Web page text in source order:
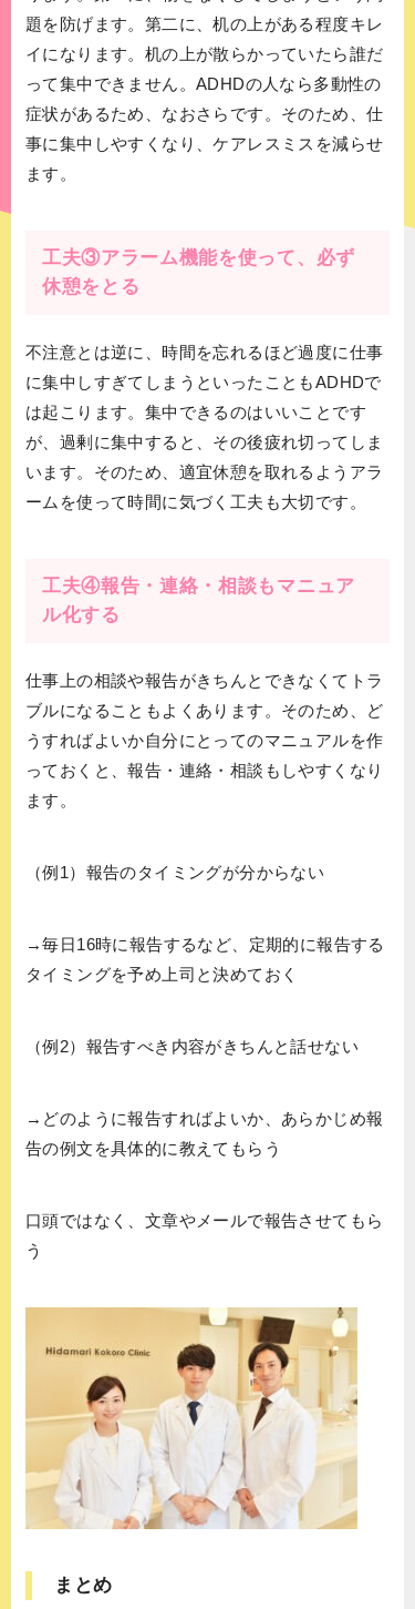
題を防げます。第二に、机の上がある程度キレ
イになります。机の上が散らかっていたら誰だ
って集中できません。ADHDの人なら多動性の
症状があるため、なおさらです。そのため、仕
事に集中しやすくなり、ケアレスミスを減らせ
ます。
工夫③アラーム機能を使って、必ず
休憩をとる
不注意とは逆に、時間を忘れるほど過度に仕事
に集中しすぎてしまうといったこともADHDで
は起こります。集中できるのはいいことです
が、過剰に集中すると、その後疲れ切ってしま
います。そのため、適宜休憩を取れるようアラ
ームを使って時間に気づく工夫も大切です。
工夫④報告・連絡・相談もマニュア
ル化する
仕事上の相談や報告がきちんとできなくてトラ
ブルになることもよくあります。そのため、ど
うすればよいか自分にとってのマニュアルを作
っておくと、報告・連絡・相談もしやすくなり
ます。
（例1）報告のタイミングが分からない
→毎日16時に報告するなど、定期的に報告する
タイミングを予め上司と決めておく
（例2）報告すべき内容がきちんと話せない
→どのように報告すればよいか、あらかじめ報
告の例文を具体的に教えてもらう
口頭ではなく、文章やメールで報告させてもら
う
まとめ